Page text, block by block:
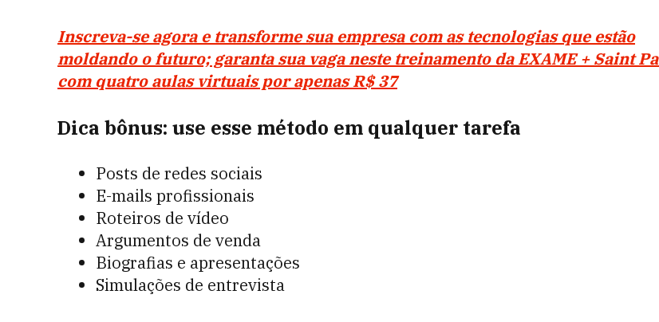
Inscreva-se agora e transforme sua empresa com as tecnologias que estão
moldando o futuro; garanta sua vaga neste treinamento da EXAME + Saint
com quatro aulas virtuais por apenas R$ 37
Dica bônus: use esse método em qualquer tarefa
Posts de redes sociais
E-mails profissionais
Roteiros de vídeo
Argumentos de venda
Biografias e apresentações
Simulações de entrevista